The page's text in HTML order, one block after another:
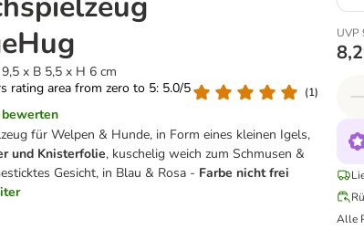
x B 5,5 x H 6 cm
rating area from zero to 5: 5.0/5
(1)
für Welpen & Hunde, in Form eines kleinen Igels,
und Knisterfolie, kuschelig weich zum Schmusen &
Gesicht, in Blau & Rosa - Farbe nicht frei
UVP
Alle